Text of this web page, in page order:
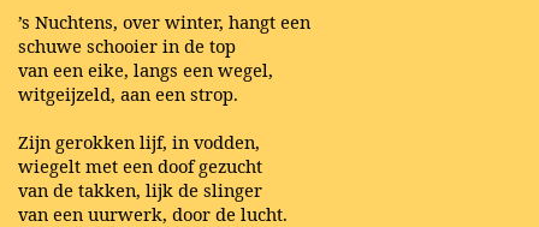
’s Nuchtens, over winter, hangt een
schuwe schooier in de top
van een eike, langs een wegel,
witgeijzeld, aan een strop.
Zijn gerokken lijf, in vodden,
wiegelt met een doof gezucht
van de takken, lijk de slinger
van een uurwerk, door de lucht.